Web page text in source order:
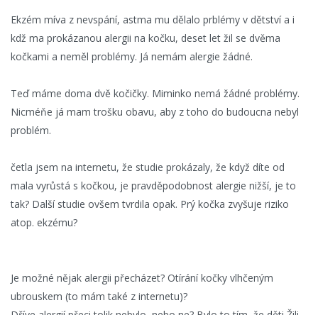
Ekzém míva z nevspání, astma mu dělalo prblémy v dětství a i
kdž ma prokázanou alergii na kočku, deset let žil se dvěma
kočkami a neměl problémy. Já nemám alergie žádné.
Teď máme doma dvě kočičky. Miminko nemá žádné problémy.
Nicméňe já mam trošku obavu, aby z toho do budoucna nebyl
problém.
četla jsem na internetu, že studie prokázaly, že když díte od
mala vyrůstá s kočkou, je pravděpodobnost alergie nižší, je to
tak? Další studie ovšem tvrdila opak. Prý kočka zvyšuje riziko
atop. ekzému?
Je možné nějak alergii přecházet? Otírání kočky vlhčeným
ubrouskem (to mám také z internetu)?